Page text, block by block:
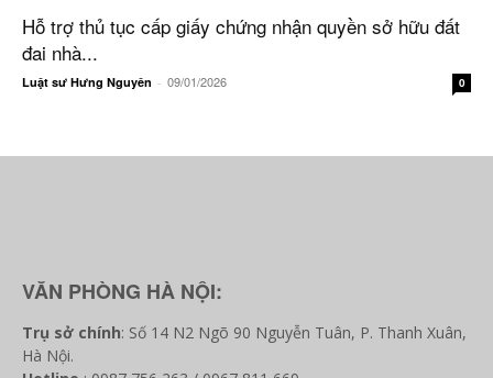
Hỗ trợ thủ tục cấp giấy chứng nhận quyền sở hữu đất
đai nhà...
Luật sư Hưng Nguyên - 09/01/2026 0
VĂN PHÒNG HÀ NỘI:
Trụ sở chính: Số 14 N2 Ngõ 90 Nguyễn Tuân, P. Thanh Xuân,
Hà Nội.